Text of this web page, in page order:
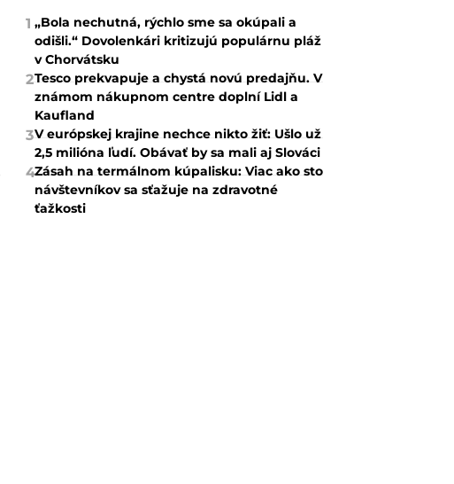
1 „Bola nechutná, rýchlo sme sa okúpali a
odišli.“ Dovolenkári kritizujú populárnu pláž
v Chorvátsku
2Tesco prekvapuje a chystá novú predajňu. V
známom nákupnom centre doplní Lidl a
Kaufland
3V európskej krajine nechce nikto žiť: Ušlo už
2,5 milióna ľudí. Obávať by sa mali aj Slováci
4Zásah na termálnom kúpalisku: Viac ako sto
návštevníkov sa sťažuje na zdravotné
ťažkosti